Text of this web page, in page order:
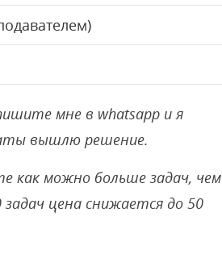
мне в whatsapp и я
вышлю решение.
как можно больше задач, чем
цена снижается до 50